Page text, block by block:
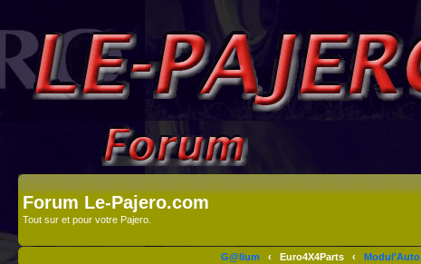
Forum Le-Pajero.com
Tout sur et pour votre Pajero.
G@lium ‹ Euro4X4Parts ‹ Modul'Auto